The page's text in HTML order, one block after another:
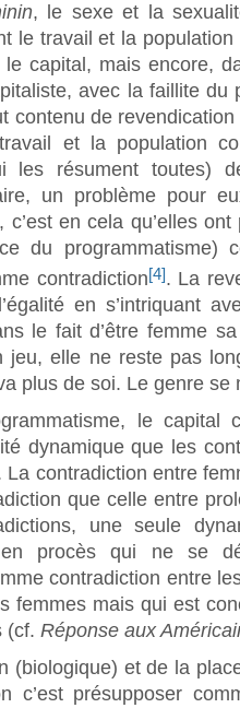
, le sexe et la
le travail et la
capital, mais encore,
avec la faillite du
contenu de
et la population
les résument toutes)
un problème pour
en cela qu’elles
du programmatisme)
contradiction[4]. La
en s’intriquant
le fait d’être femme
elle ne reste pas
plus de soi. Le genre se
le capital
dynamique que les
contradiction entre
que celle entre
une seule
en procès qui ne se
contradiction entre
femmes mais qui est
(cf. Réponse aux
(biologique) et de la
c’est présupposer